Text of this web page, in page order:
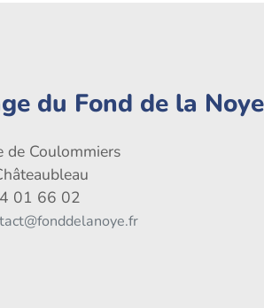
du Fond de la Noye
de Coulommiers
01 66 02